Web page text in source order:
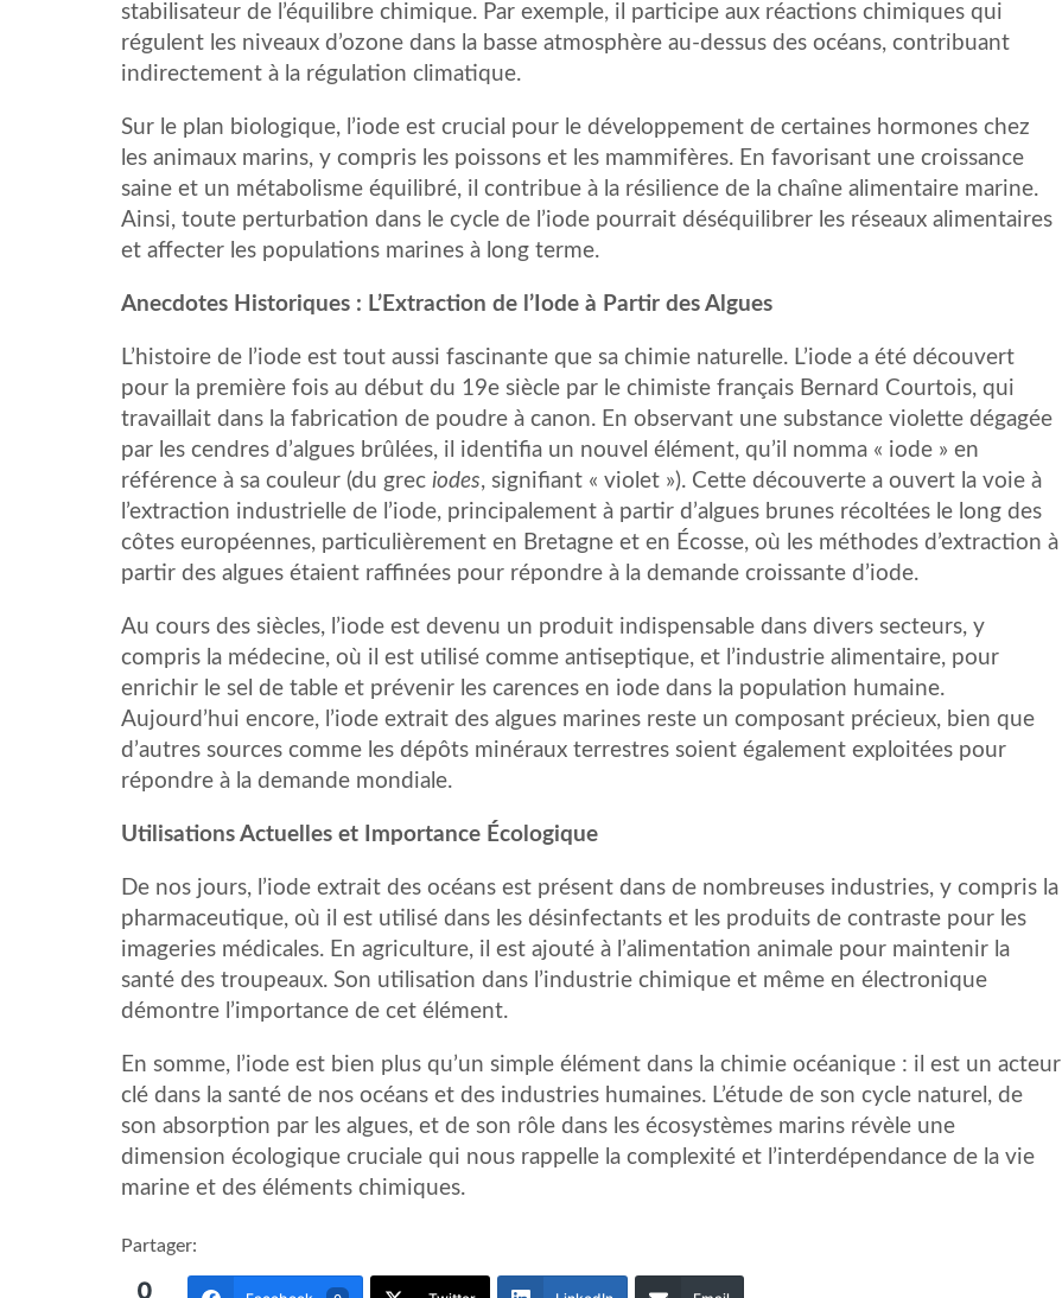
stabilisateur de l’équilibre chimique. Par exemple, il participe aux réactions chimiques qui
régulent les niveaux d’ozone dans la basse atmosphère au-dessus des océans, contribuant
indirectement à la régulation climatique.
Sur le plan biologique, l’iode est crucial pour le développement de certaines hormones chez
les animaux marins, y compris les poissons et les mammifères. En favorisant une croissance
saine et un métabolisme équilibré, il contribue à la résilience de la chaîne alimentaire marine.
Ainsi, toute perturbation dans le cycle de l’iode pourrait déséquilibrer les réseaux alimentaires
et affecter les populations marines à long terme.
Anecdotes Historiques : L’Extraction de l’Iode à Partir des Algues
L’histoire de l’iode est tout aussi fascinante que sa chimie naturelle. L’iode a été découvert
pour la première fois au début du 19e siècle par le chimiste français Bernard Courtois, qui
travaillait dans la fabrication de poudre à canon. En observant une substance violette dégagée
par les cendres d’algues brûlées, il identifia un nouvel élément, qu’il nomma « iode » en
référence à sa couleur (du grec iodes, signifiant « violet »). Cette découverte a ouvert la voie à
l’extraction industrielle de l’iode, principalement à partir d’algues brunes récoltées le long des
côtes européennes, particulièrement en Bretagne et en Écosse, où les méthodes d’extraction à
partir des algues étaient raffinées pour répondre à la demande croissante d’iode.
Au cours des siècles, l’iode est devenu un produit indispensable dans divers secteurs, y
compris la médecine, où il est utilisé comme antiseptique, et l’industrie alimentaire, pour
enrichir le sel de table et prévenir les carences en iode dans la population humaine.
Aujourd’hui encore, l’iode extrait des algues marines reste un composant précieux, bien que
d’autres sources comme les dépôts minéraux terrestres soient également exploitées pour
répondre à la demande mondiale.
Utilisations Actuelles et Importance Écologique
De nos jours, l’iode extrait des océans est présent dans de nombreuses industries, y compris la
pharmaceutique, où il est utilisé dans les désinfectants et les produits de contraste pour les
imageries médicales. En agriculture, il est ajouté à l’alimentation animale pour maintenir la
santé des troupeaux. Son utilisation dans l’industrie chimique et même en électronique
démontre l’importance de cet élément.
En somme, l’iode est bien plus qu’un simple élément dans la chimie océanique : il est un acteur
clé dans la santé de nos océans et des industries humaines. L’étude de son cycle naturel, de
son absorption par les algues, et de son rôle dans les écosystèmes marins révèle une
dimension écologique cruciale qui nous rappelle la complexité et l’interdépendance de la vie
marine et des éléments chimiques.
Partager:
0